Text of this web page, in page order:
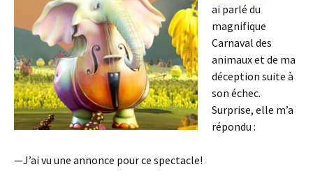
ai parlé du
magnifique
Carnaval des
animaux et de ma
déception suite à
son échec.
Surprise, elle m’a
répondu :
—J’ai vu une annonce pour ce spectacle!